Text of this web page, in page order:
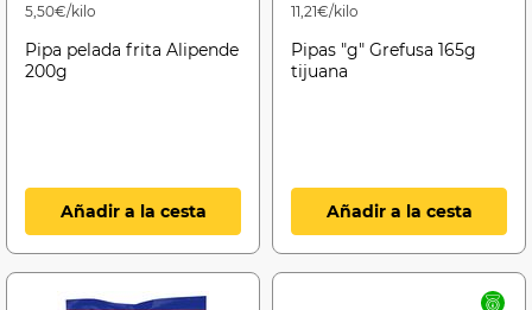
5,50€/kilo
Pipa pelada frita Alipende
200g
Añadir a la cesta
11,21€/kilo
Pipas "g" Grefusa 165g
tijuana
Añadir a la cesta